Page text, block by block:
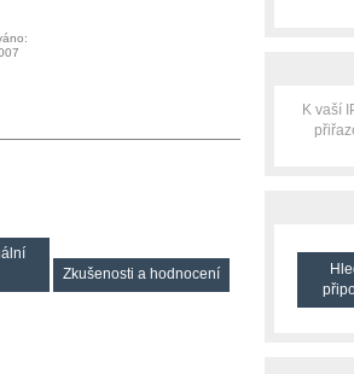
Zkušenosti a hodnocení
K vaší